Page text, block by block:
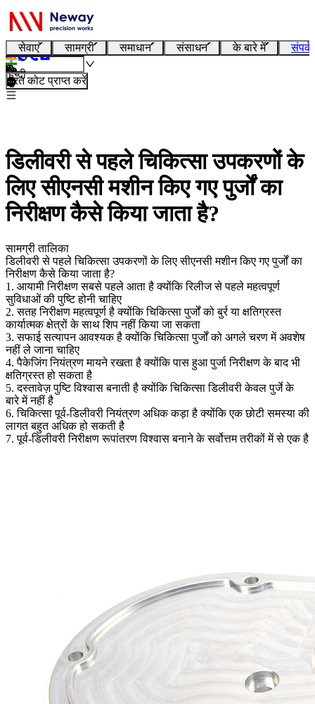
सेवाएं सामग्री समाधान संसाधन के बारे में
हिन्दी
तुरंत कोट प्राप्त करें
डिलीवरी से पहले चिकित्सा उपकरणों के
लिए सीएनसी मशीन किए गए पुर्जों का
निरीक्षण कैसे किया जाता है?
सामग्री तालिका
डिलीवरी से पहले चिकित्सा उपकरणों के लिए सीएनसी मशीन किए गए पुर्जों का
निरीक्षण कैसे किया जाता है?
1. आयामी निरीक्षण सबसे पहले आता है क्योंकि रिलीज से पहले महत्वपूर्ण
सुविधाओं की पुष्टि होनी चाहिए
2. सतह निरीक्षण महत्वपूर्ण है क्योंकि चिकित्सा पुर्जों को बुर्र या क्षतिग्रस्त
कार्यात्मक क्षेत्रों के साथ शिप नहीं किया जा सकता
3. सफाई सत्यापन आवश्यक है क्योंकि चिकित्सा पुर्जों को अगले चरण में अवशेष
नहीं ले जाना चाहिए
4. पैकेजिंग नियंत्रण मायने रखता है क्योंकि पास हुआ पुर्जा निरीक्षण के बाद भी
क्षतिग्रस्त हो सकता है
5. दस्तावेज़ पुष्टि विश्वास बनाती है क्योंकि चिकित्सा डिलीवरी केवल पुर्जे के
बारे में नहीं है
6. चिकित्सा पूर्व-डिलीवरी नियंत्रण अधिक कड़ा है क्योंकि एक छोटी समस्या की
लागत बहुत अधिक हो सकती है
7. पूर्व-डिलीवरी निरीक्षण रूपांतरण विश्वास बनाने के सर्वोत्तम तरीकों में से एक है